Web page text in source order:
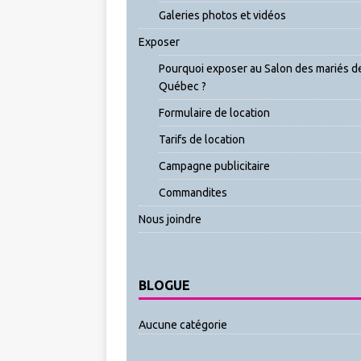
Galeries photos et vidéos
Exposer
Pourquoi exposer au Salon des mariés
Québec ?
Formulaire de location
Tarifs de location
Campagne publicitaire
Commandites
Nous joindre
BLOGUE
Aucune catégorie